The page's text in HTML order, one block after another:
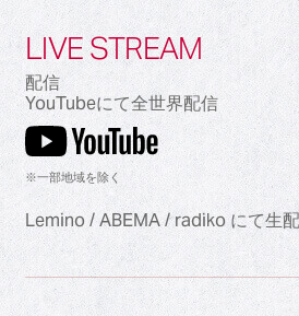
LIVE STREAM
配信
YouTubeにて全世界配信
※一部地域を除く
Lemino / ABEMA / radiko にて生